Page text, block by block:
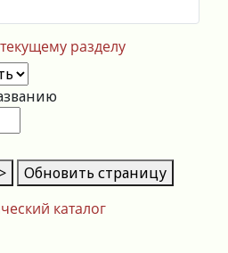
каталог
разделу
>> Обновить страницу